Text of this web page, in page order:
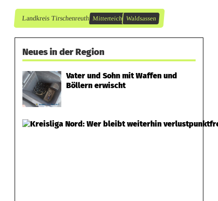
Landkreis Tirschenreuth Mitterteich Waldsassen
Neues in der Region
Vater und Sohn mit Waffen und
Böllern erwischt